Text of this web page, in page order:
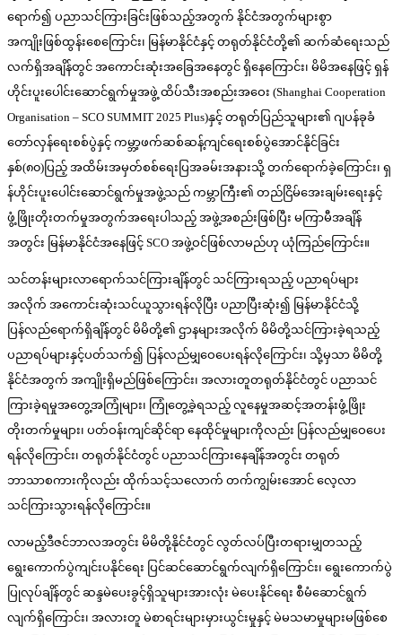
ရောက်၍ ပညာသင်ကြားခြင်းဖြစ်သည့်အတွက် နိုင်ငံအတွက်များစွာ
အကျိုးဖြစ်ထွန်းစေကြောင်း၊ မြန်မာနိုင်ငံနှင့် တရုတ်နိုင်ငံတို့၏ ဆက်ဆံရေးသည်
လက်ရှိအချိန်တွင် အကောင်းဆုံးအခြေအနေတွင် ရှိနေကြောင်း၊ မိမိအနေဖြင့် ရှန်
ဟိုင်းပူးပေါင်းဆောင်ရွက်မှုအဖွဲ့ ထိပ်သီးအစည်းအဝေး (Shanghai Cooperation
Organisation – SCO SUMMIT 2025 Plus)နှင့် တရုတ်ပြည်သူများ၏ ဂျပန်ခုခံ
တော်လှန်ရေးစစ်ပွဲနှင့် ကမ္ဘာ့ဖက်ဆစ်ဆန့်ကျင်ရေးစစ်ပွဲအောင်နိုင်ခြင်း
နှစ်(၈၀)ပြည့် အထိမ်းအမှတ်စစ်ရေးပြအခမ်းအနားသို့ တက်ရောက်ခဲ့ကြောင်း၊ ရှ
န်ဟိုင်းပူးပေါင်းဆောင်ရွက်မှုအဖွဲ့သည် ကမ္ဘာကြီး၏ တည်ငြိမ်အေးချမ်းရေးနှင့်
ဖွံ့ဖြိုးတိုးတက်မှုအတွက်အရေးပါသည့် အဖွဲ့အစည်းဖြစ်ပြီး မကြာမီအချိန်
အတွင်း မြန်မာနိုင်ငံအနေဖြင့် SCO အဖွဲ့ဝင်ဖြစ်လာမည်ဟု ယုံကြည်ကြောင်း။
သင်တန်းများလာရောက်သင်ကြားချိန်တွင် သင်ကြားရသည့် ပညာရပ်များ
အလိုက် အကောင်းဆုံးသင်ယူသွားရန်လိုပြီး ပညာပြီးဆုံး၍ မြန်မာနိုင်ငံသို့
ပြန်လည်ရောက်ရှိချိန်တွင် မိမိတို့၏ ဌာနများအလိုက် မိမိတို့သင်ကြားခဲ့ရသည့်
ပညာရပ်များနှင့်ပတ်သက်၍ ပြန်လည်မျှဝေပေးရန်လိုကြောင်း၊ သို့မှသာ မိမိတို့
နိုင်ငံအတွက် အကျိုးရှိမည်ဖြစ်ကြောင်း၊ အလားတူတရုတ်နိုင်ငံတွင် ပညာသင်
ကြားခဲ့ရမှုအတွေ့အကြုံများ၊ ကြုံတွေ့ခဲ့ရသည့် လူနေမှုအဆင့်အတန်းဖွံ့ဖြိုး
တိုးတက်မှုများ၊ ပတ်ဝန်းကျင်ဆိုင်ရာ နေထိုင်မှုများကိုလည်း ပြန်လည်မျှဝေပေး
ရန်လိုကြောင်း၊ တရုတ်နိုင်ငံတွင် ပညာသင်ကြားနေချိန်အတွင်း တရုတ်
ဘာသာစကားကိုလည်း ထိုက်သင့်သလောက် တက်ကျွမ်းအောင် လေ့လာ
သင်ကြားသွားရန်လိုကြောင်း။
လာမည့်ဒီဇင်ဘာလအတွင်း မိမိတို့နိုင်ငံတွင် လွတ်လပ်ပြီးတရားမျှတသည့်
ရွေးကောက်ပွဲကျင်းပနိုင်ရေး ပြင်ဆင်ဆောင်ရွက်လျက်ရှိကြောင်း၊ ရွေးကောက်ပွဲ
ပြုလုပ်ချိန်တွင် ဆန္ဒမဲပေးခွင့်ရှိသူများအားလုံး မဲပေးနိုင်ရေး စီမံဆောင်ရွက်
လျက်ရှိကြောင်း၊ အလားတူ မဲစာရင်းများမှားယွင်းမှုနှင့် မဲမသမာမှုများမဖြစ်စေ